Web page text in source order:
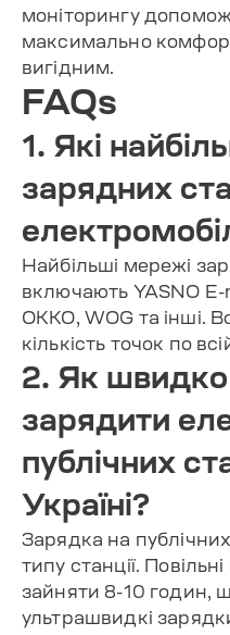
моніторингу
максимально
вигідним.
FAQs
1. Які
зарядних
Найбільші мережі
включають YASNO E-
OKKO, WOG та інші.
кількість точок по
2. Як
зарядити
публічних
Україні?
Зарядка на
типу станції.
зайняти 8-10 годин,
ультрашвидкі